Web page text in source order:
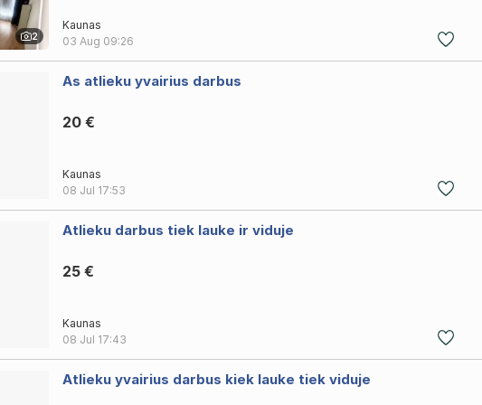
2
Kaunas
03 Aug 09:26
As atlieku yvairius darbus
20 €
Kaunas
08 Jul 17:53
Atlieku darbus tiek lauke ir viduje
25 €
Kaunas
08 Jul 17:43
Atlieku yvairius darbus kiek lauke tiek viduje